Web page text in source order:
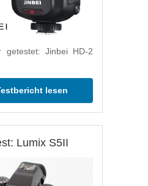
getestet: Jinbei HD-2
lesen
Lumix S5II